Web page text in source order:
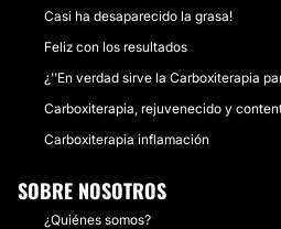
Casi ha desaparecido la grasa!
Feliz con los resultados
¿''En verdad sirve la Carboxiterapia
Carboxiterapia, rejuvenecido y
Carboxiterapia inflamación
SOBRE NOSOTROS
¿Quiénes somos?